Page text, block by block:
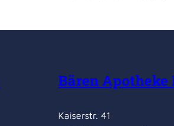
Bären
Kaiserstr. 41